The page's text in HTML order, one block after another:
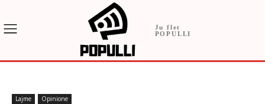
Ju flet
POPULLI
Lajme Opinione